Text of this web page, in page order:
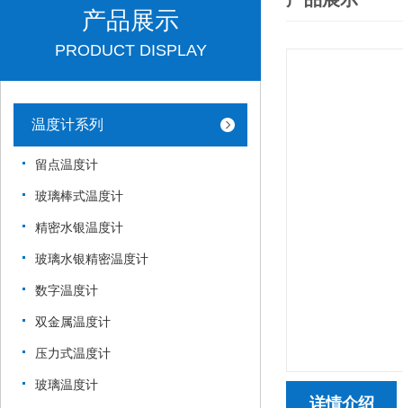
产品展示
PRODUCT DISPLAY
温度计系列
留点温度计
玻璃棒式温度计
精密水银温度计
玻璃水银精密温度计
数字温度计
双金属温度计
压力式温度计
玻璃温度计
详情介绍